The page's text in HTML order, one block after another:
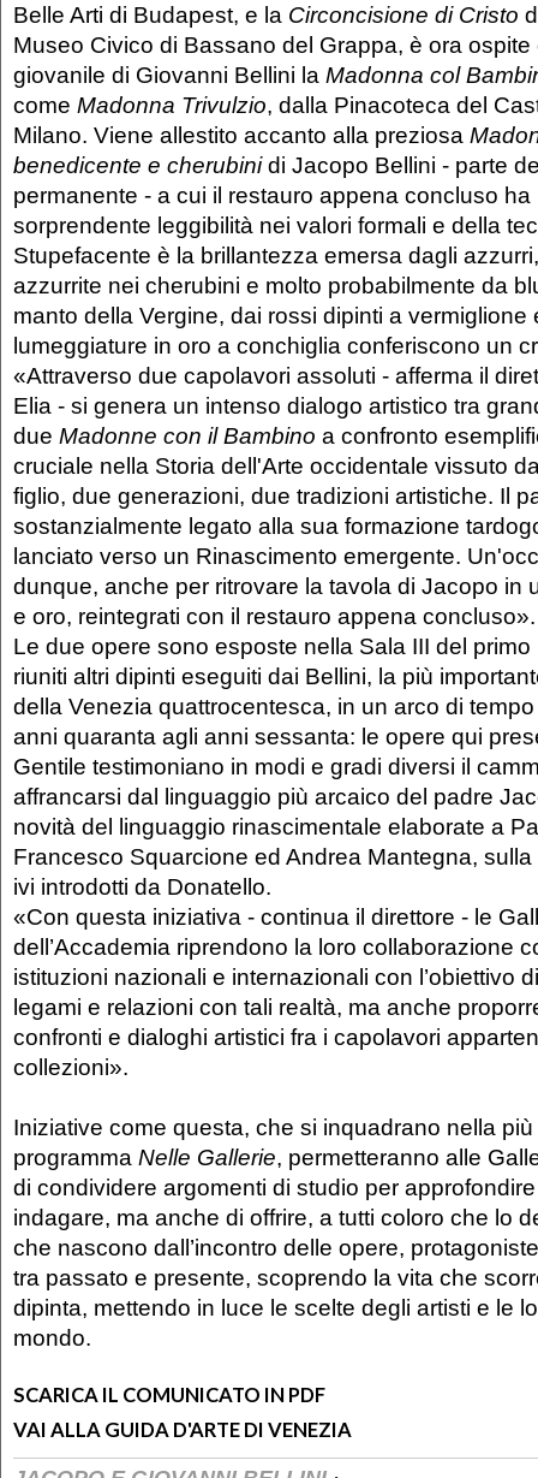
Belle Arti di Budapest, e la Circoncisione di Cristo
Museo Civico di Bassano del Grappa, è ora ospite
giovanile di Giovanni Bellini la Madonna col
come Madonna Trivulzio, dalla Pinacoteca del
Milano. Viene allestito accanto alla preziosa
benedicente e cherubinidi Jacopo Bellini - parte
permanente - a cui il restauro appena concluso ha
sorprendente leggibilità nei valori formali e della
Stupefacente è la brillantezza emersa dagli
azzurrite nei cherubini e molto probabilmente da
manto della Vergine, dai rossi dipinti a vermiglione
lumeggiature in oro a conchiglia conferiscono un
«Attraverso due capolavori assoluti - afferma il
Elia - si genera un intenso dialogo artistico tra
due Madonne con il Bambino a confronto
cruciale nella Storia dell'Arte occidentale vissuto
figlio, due generazioni, due tradizioni artistiche. Il
sostanzialmente legato alla sua formazione
lanciato verso un Rinascimento emergente.
dunque, anche per ritrovare la tavola di Jacopo in
e oro, reintegrati con il restauro appena concluso».
Le due opere sono esposte nella Sala III del
riuniti altri dipinti eseguiti dai Bellini, la più
della Venezia quattrocentesca, in un arco di
anni quaranta agli anni sessanta: le opere qui
Gentile testimoniano in modi e gradi diversi il
affrancarsi dal linguaggio più arcaico del padre
novità del linguaggio rinascimentale elaborate a
Francesco Squarcione ed Andrea Mantegna,
ivi introdotti da Donatello.
«Con questa iniziativa - continua il direttore - le
dell’Accademia riprendono la loro collaborazione
istituzioni nazionali e internazionali con l’obiettivo
legami e relazioni con tali realtà, ma anche
confronti e dialoghi artistici fra i capolavori
collezioni».
Iniziative come questa, che si inquadrano nella
programma Nelle Gallerie, permetteranno alle
di condividere argomenti di studio per
indagare, ma anche di offrire, a tutti coloro che lo
che nascono dall’incontro delle opere,
tra passato e presente, scoprendo la vita che
dipinta, mettendo in luce le scelte degli artisti e le
mondo.
SCARICA IL COMUNICATO IN PDF
VAI ALLA GUIDA D'ARTE DI VENEZIA